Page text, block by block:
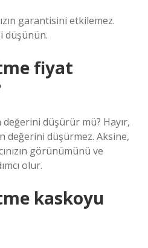
garantisini etkilemez.
düşünün.
fiyat
değerini düşürür mü? Hayır,
değerini düşürmez. Aksine,
görünümünü ve
olur.
kaskoyu